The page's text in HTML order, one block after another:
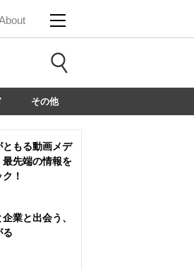
その他
ともる動画メデ
最先端の情報を
！
業と出会う、
る